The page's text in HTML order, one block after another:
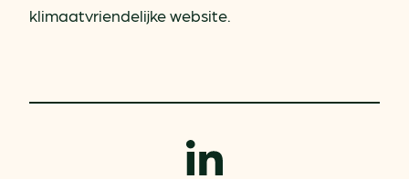
klimaatvriendelijke website.